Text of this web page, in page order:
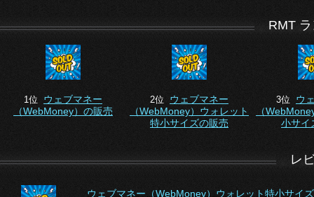
RMT
1位 ウェブマネー
（WebMoney）の販売
2位 ウェブマネー
（WebMoney）ウォレット
特小サイズの販売
3位 ウ
（
小サイ
レ
ウェブマネー（WebMoney）ウォレット特小サイ